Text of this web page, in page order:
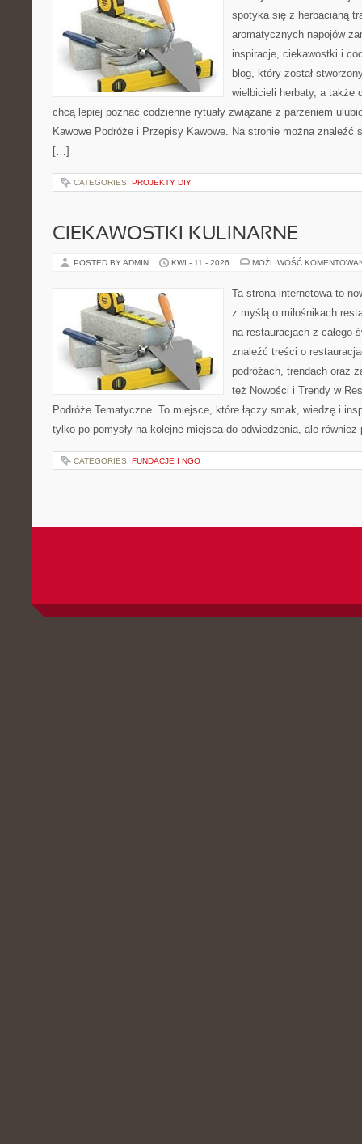
spotyka się z herbacianą
aromatycznych napojów
inspiracje, ciekawostki i
blog, który został
wielbicieli herbaty, a także
chcą lepiej poznać codzienne rytuały związane z parzeniem
Kawowe Podróże i Przepisy Kawowe. Na stronie można znaleźć
[…]
CATEGORIES: PROJEKTY DIY
CIEKAWOSTKI KULINARNE
POSTED BY ADMIN KWI - 11 - 2026 MOŻLIWOŚĆ
Ta strona internetowa to
z myślą o miłośnikach
na restauracjach z całego
znaleźć treści o
podróżach, trendach oraz
też Nowości i Trendy w
Podróże Tematyczne. To miejsce, które łączy smak, wiedzę i
tylko po pomysły na kolejne miejsca do odwiedzenia, ale
CATEGORIES: FUNDACJE I NGO